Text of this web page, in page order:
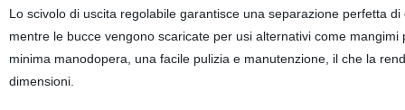
Lo scivolo di uscita regolabile garantisce una separazione perfetta
mentre le bucce vengono scaricate per usi alternativi come
minima manodopera, una facile pulizia e manutenzione, il che la
dimensioni.